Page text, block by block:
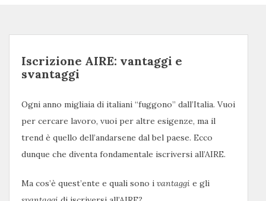
Iscrizione AIRE: vantaggi e
svantaggi
Ogni anno migliaia di italiani “fuggono” dall’Italia. Vuoi
per cercare lavoro, vuoi per altre esigenze, ma il
trend è quello dell’andarsene dal bel paese. Ecco
dunque che diventa fondamentale iscriversi all’AIRE.
Ma cos’è quest’ente e quali sono i vantaggi e gli